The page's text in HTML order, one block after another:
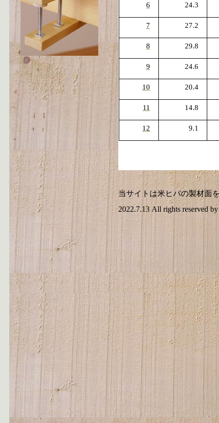
6 24.3
7 27.2
8 29.8
9 24.6
10 20.4
11 14.8
12 9.1
当サイトは米ヒバの製材面
2022.7.13 All rights reserved